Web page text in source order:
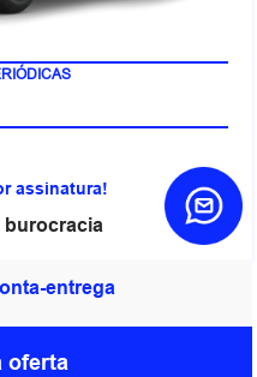
assinatura!
burocracia
entrega
oferta